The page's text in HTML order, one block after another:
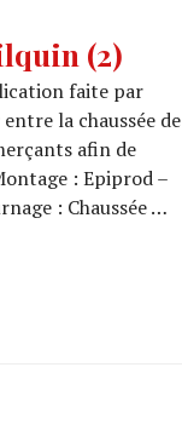
(2)
faite par
la chaussée de
afin de
: Epiprod –
: Chaussée …
(2)